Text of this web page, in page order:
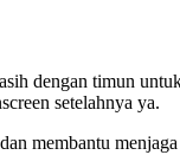
dengan timun
setelahnya ya.
membantu